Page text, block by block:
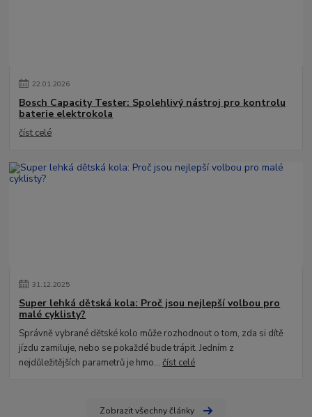
22.01.2026
Bosch Capacity Tester: Spolehlivý nástroj pro kontrolu
baterie elektrokola
číst celé
31.12.2025
Super lehká dětská kola: Proč jsou nejlepší volbou pro
malé cyklisty?
Správně vybrané dětské kolo může rozhodnout o tom, zda si dítě
jízdu zamiluje, nebo se pokaždé bude trápit. Jedním z
nejdůležitějších parametrů je hmo...číst celé
Zobrazit všechny články